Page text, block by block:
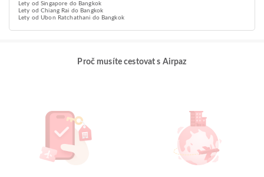
Lety od Singapore do Bangkok
Lety od Chiang Rai do Bangkok
Lety od Ubon Ratchathani do Bangkok
Proč musíte cestovat s Airpaz